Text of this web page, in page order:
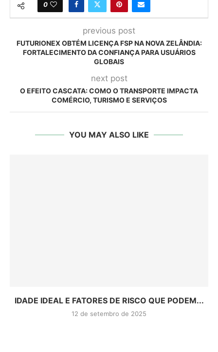
0
previous post
FUTURIONEX OBTÉM LICENÇA FSP NA NOVA ZELÂNDIA:
FORTALECIMENTO DA CONFIANÇA PARA USUÁRIOS
GLOBAIS
next post
O EFEITO CASCATA: COMO O TRANSPORTE IMPACTA
COMÉRCIO, TURISMO E SERVIÇOS
YOU MAY ALSO LIKE
IDADE IDEAL E FATORES DE RISCO QUE PODEM...
12 de setembro de 2025